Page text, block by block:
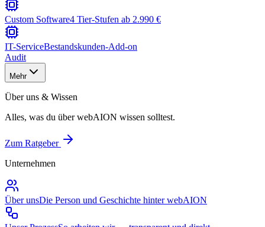
Custom Software4 Tier-Stufen ab 2.990 €
IT-ServiceBestandskunden-Add-on
Audit
Mehr
Über uns & Wissen
Alles, was du über webAION wissen solltest.
Zum Ratgeber
Unternehmen
Über unsDie Person und Geschichte hinter webAION